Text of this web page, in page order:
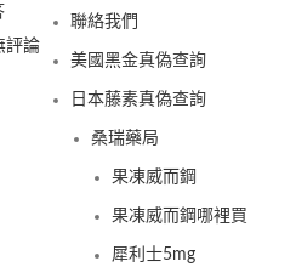
評論
聯絡我們
美國黑金真偽查詢
日本藤素真偽查詢
桑瑞藥局
果凍威而鋼
果凍威而鋼哪裡買
犀利士5mg